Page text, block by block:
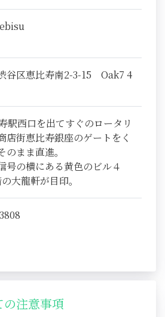
谷区恵比寿南2-3-15 Oak7 4
駅西口を出てすぐのロータリ
店街恵比寿銀座のゲートをく
のまま直進。
号の横にある黄色のビル４
大龍軒が目印。
の注意事項